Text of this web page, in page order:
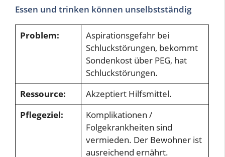
Essen und trinken können unselbstständig
Problem:
Aspirationsgefahr bei
Schluckstörungen, bekommt
Sondenkost über PEG, hat
Schluckstörungen.
Ressource:
Akzeptiert Hilfsmittel.
Pflegeziel:
Komplikationen /
Folgekrankheiten sind
vermieden. Der Bewohner ist
ausreichend ernährt.